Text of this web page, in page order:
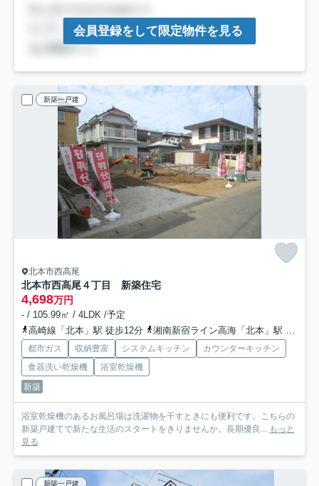
会員登録をして限定物件を見る
新築一戸建
北本市西高尾
北本市西高尾４丁目 新築住宅
4,698万円
- / 105.99㎡ / 4LDK /予定
高崎線「北本」駅 徒歩12分
湘南新宿ライン高海「北本」駅 徒歩12分
都市ガス 収納豊富 システムキッチン
カウンターキッチン
食器洗い乾燥機
浴室乾燥機
新築
浴室乾燥機のあるお風呂場は洗濯物を干すときにも便利です。こちらの
新築戸建てで新たな生活のスタートをきりませんか。長期優良... もっと
見る
新築一戸建